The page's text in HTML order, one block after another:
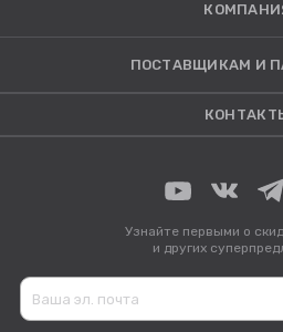
ПОСТАВЩИКАМ И
Узнайте первыми о
и других